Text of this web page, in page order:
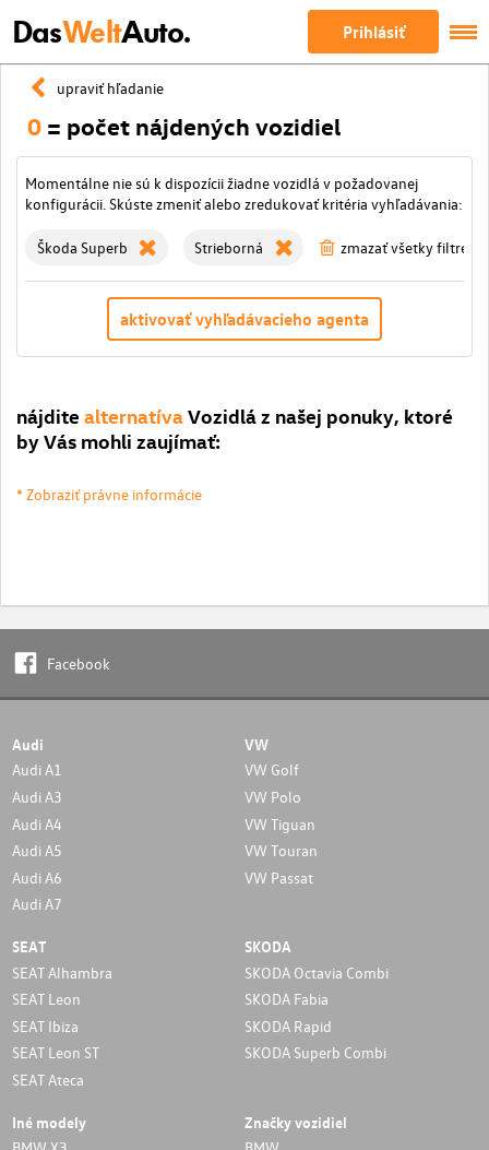
DasWeltAuto. Prihlásiť
upraviť hľadanie
0 = počet nájdených vozidiel
Momentálne nie sú k dispozícii žiadne vozidlá v požadovanej
konfigurácii. Skúste zmeniť alebo zredukovať kritéria vyhľadávania:
Škoda Superb Strieborná zmazať všetky filtre
aktivovať vyhľadávacieho agenta
nájdite alternatívaVozidlá z našej ponuky, ktoré
by Vás mohli zaujímať:
* Zobraziť právne informácie
Facebook
Audi
Audi A1
Audi A3
Audi A4
Audi A5
Audi A6
Audi A7
VW
VW Golf
VW Polo
VW Tiguan
VW Touran
VW Passat
SEAT
SEAT Alhambra
SEAT Leon
SEAT Ibiza
SEAT Leon ST
SEAT Ateca
SKODA
SKODA Octavia Combi
SKODA Fabia
SKODA Rapid
SKODA Superb Combi
Iné modely Značky vozidiel